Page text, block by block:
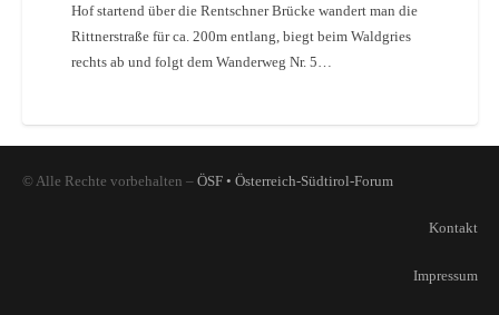
Hof startend über die Rentschner Brücke wandert man die
Rittnerstraße für ca. 200m entlang, biegt beim Waldgries
rechts ab und folgt dem Wanderweg Nr. 5…
© Alle Rechte vorbehalten – ÖSF • Österreich-Südtirol-Forum
Kontakt
Impressum